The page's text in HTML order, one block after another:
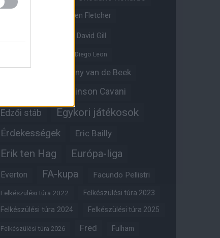
Darren Fletcher
David Gill
Diego Leon
Donny van de Beek
Edinson Cavani
Edzői stáb Egykori játékosok
Érdekességek Eric Bailly
Erik ten Hag Európa-liga
Everton FA-kupa Facundo Pellistri
Felkészülési túra 2022 Felkészülési túra 2023
Felkészülési túra 2024 Felkészülési túra 2025
Felkészülési túra 2026 Fred Fulham